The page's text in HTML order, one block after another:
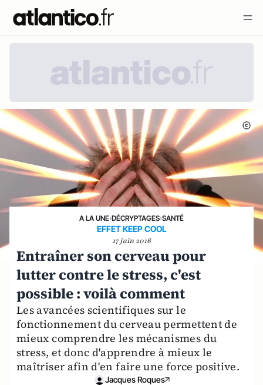
A LA UNE›DÉCRYPTAGES›SANTÉ
EFFET KEEP COOL
17 juin 2016
Entraîner son cerveau pour
lutter contre le stress, c'est
possible : voilà comment
Les avancées scientifiques sur le
fonctionnement du cerveau permettent de
mieux comprendre les mécanismes du
stress, et donc d'apprendre à mieux le
maîtriser afin d'en faire une force positive.
Jacques Roques